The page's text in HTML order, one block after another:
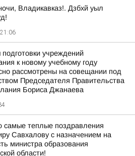
Владикавказ!. Дзбхй уыл
учреждений
к новому учебному году
рассмотрены на совещании под
Председателя Правительства
Бориса Джанаева
самые теплые поздравления
Савхалову с назначением на
министра образования
области!